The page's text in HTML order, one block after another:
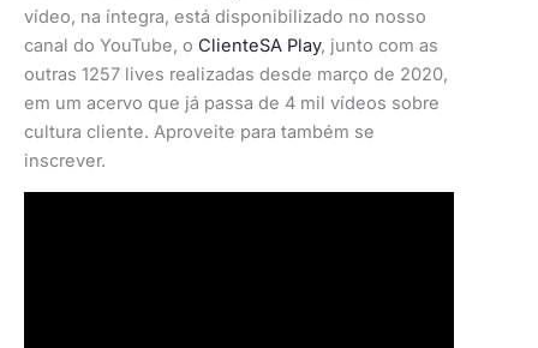
vídeo, na íntegra, está disponibilizado no nosso
canal do YouTube, o ClienteSA Play, junto com as
outras 1257 lives realizadas desde março de 2020,
em um acervo que já passa de 4 mil vídeos sobre
cultura cliente. Aproveite para também se
inscrever.